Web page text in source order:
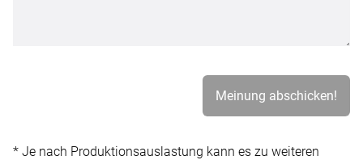
* Je nach Produktionsauslastung kann es zu weiteren